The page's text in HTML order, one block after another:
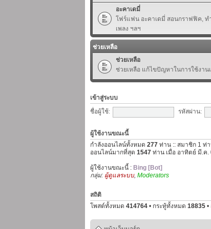
อะคาเดมี่
โฟร์แฟน อะคาเดมี่ สอนกราฟฟิค, ท
เพลง ฯลฯ
ช่วยเหลือ
ช่วยเหลือ
ช่วยเหลือ แก้ไขปัญหาในการใช้งาน
เข้าสู่ระบบ
ชื่อผู้ใช้:
รหัสผ่าน:
ผู้ใช้งานขณะนี้
กำลังออนไลน์ทั้งหมด 277 ท่าน :: สมาชิก 1 ท่
ออนไลน์มากที่สุด 1547 ท่าน เมื่อ อาทิตย์ มี.ค.
ผู้ใช้งานขณะนี้ : Bing [Bot]
กลุ่ม: ผู้ดูแลระบบ, Moderators
สถิติ
โพสต์ทั้งหมด 414764 • กระทู้ทั้งหมด 18835